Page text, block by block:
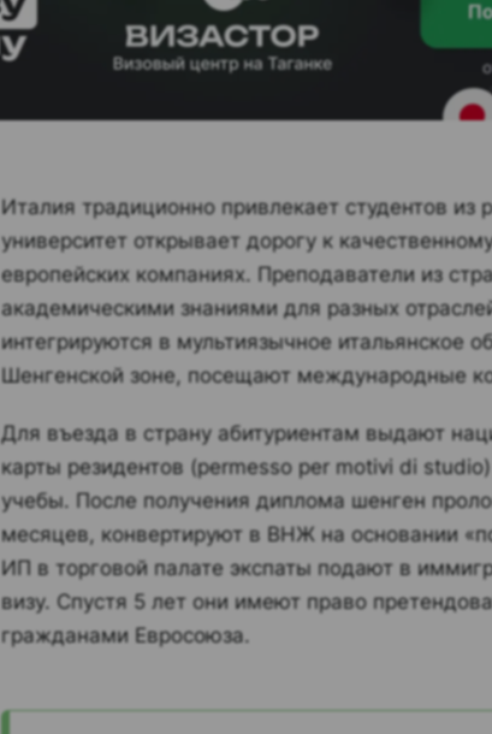
Италия традиционно привлекает студентов из
университет открывает дорогу к
европейских компаниях. Преподаватели из
академическими знаниями для разных
интегрируются в мультиязычное итальянское
Шенгенской зоне, посещают международные
Для въезда в страну абитуриентам выдают
карты резидентов (permesso per motivi di
учебы. После получения диплома шенген
месяцев, конвертируют в ВНЖ на основании
ИП в торговой палате экспаты подают в
визу. Спустя 5 лет они имеют право
гражданами Евросоюза.